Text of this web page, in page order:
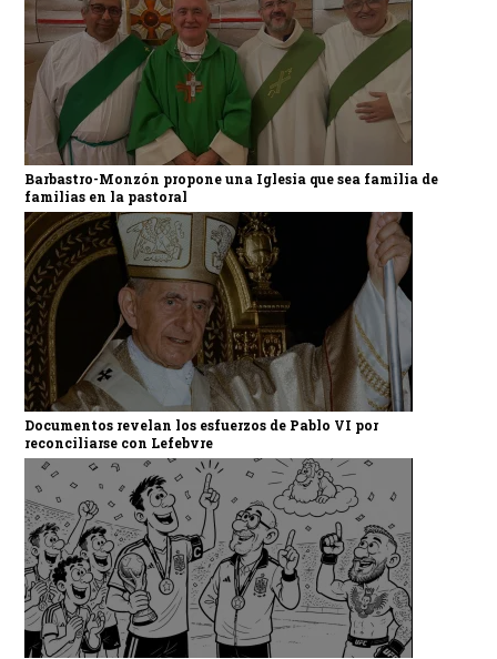
Barbastro-Monzón propone una Iglesia que sea familia de
familias en la pastoral
Documentos revelan los esfuerzos de Pablo VI por
reconciliarse con Lefebvre